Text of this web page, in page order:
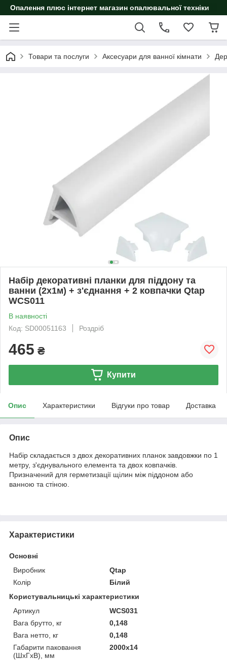
Опалення плюс інтернет магазин опалювальної техніки
Товари та послуги Аксесуари для ванної кімнати
Набір декоративні планки для піддону та
ванни (2x1м) + з'єднання + 2 ковпачки Qtap
WCS011
В наявності
Код: SD00051163
Роздріб
465 ₴
Купити
Опис Характеристики Відгуки про товар Доставка
Опис
Набір складається з двох декоративних планок завдовжки по 1
метру, з'єднувального елемента та двох ковпачків.
Призначений для герметизації щілин між піддоном або
ванною та стіною.
Характеристики
Основні
Виробник
Qtap
Колір
Білий
Користувальницькі характеристики
Артикул
WCS031
Вага брутто, кг
0,148
Вага нетто, кг
0,148
Габарити паковання
(ШхГхВ), мм
2000x14